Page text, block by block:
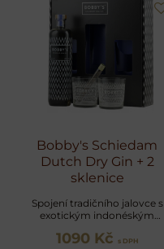
Bobby's Schiedam
Dutch Dry Gin + 2
sklenice
Spojení tradičního jalovce s
exotickým indonéským
1090 Kč s DPH